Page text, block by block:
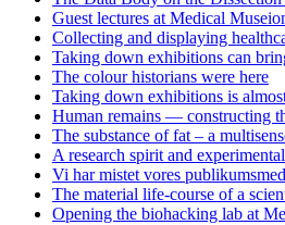
Guest lectures at Medical
Collecting and displaying
Taking down exhibitions can
The colour historians were here
Taking down exhibitions is
Human remains — constructing
The substance of fat – a
A research spirit and
Vi har mistet vores
The material life-course of a
Opening the biohacking lab at